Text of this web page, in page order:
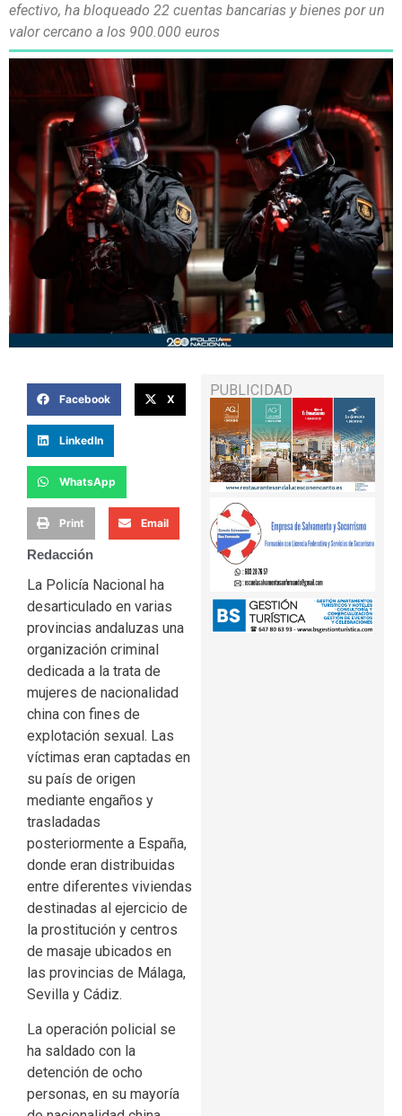
efectivo, ha bloqueado 22 cuentas bancarias y bienes por un
valor cercano a los 900.000 euros
Facebook X
LinkedIn
WhatsApp
Print Email
Redacción
La Policía Nacional ha
desarticulado en varias
provincias andaluzas una
organización criminal
dedicada a la trata de
mujeres de nacionalidad
china con fines de
explotación sexual. Las
víctimas eran captadas en
su país de origen
mediante engaños y
trasladadas
posteriormente a España,
donde eran distribuidas
entre diferentes viviendas
destinadas al ejercicio de
la prostitución y centros
de masaje ubicados en
las provincias de Málaga,
Sevilla y Cádiz.
La operación policial se
ha saldado con la
detención de ocho
personas, en su mayoría
PUBLICIDAD